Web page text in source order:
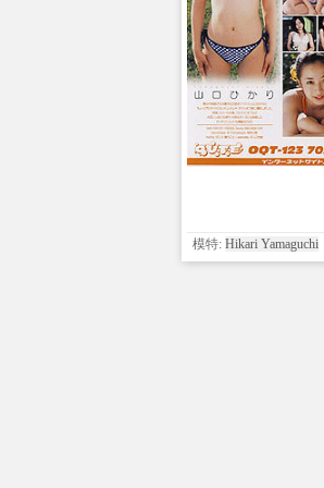
模特: Hikari Yamaguchi